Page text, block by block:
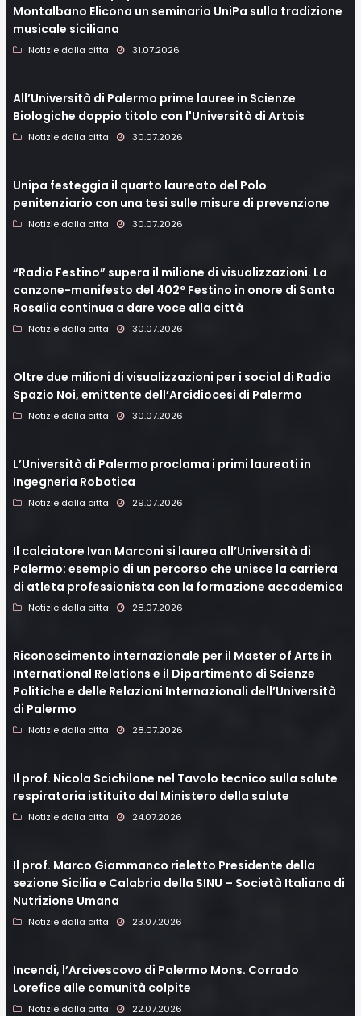
Montalbano Elicona un seminario UniPa sulla tradizione
musicale siciliana
Notizie dalla citta 31.07.2026
All’Università di Palermo prime lauree in Scienze
Biologiche doppio titolo con l'Università di Artois
Notizie dalla citta 30.07.2026
Unipa festeggia il quarto laureato del Polo
penitenziario con una tesi sulle misure di prevenzione
Notizie dalla citta 30.07.2026
“Radio Festino” supera il milione di visualizzazioni. La
canzone-manifesto del 402º Festino in onore di Santa
Rosalia continua a dare voce alla città
Notizie dalla citta 30.07.2026
Oltre due milioni di visualizzazioni per i social di Radio
Spazio Noi, emittente dell’Arcidiocesi di Palermo
Notizie dalla citta 30.07.2026
L’Università di Palermo proclama i primi laureati in
Ingegneria Robotica
Notizie dalla citta 29.07.2026
Il calciatore Ivan Marconi si laurea all’Università di
Palermo: esempio di un percorso che unisce la carriera
di atleta professionista con la formazione accademica
Notizie dalla citta 28.07.2026
Riconoscimento internazionale per il Master of Arts in
International Relations e il Dipartimento di Scienze
Politiche e delle Relazioni Internazionali dell’Università
di Palermo
Notizie dalla citta 28.07.2026
Il prof. Nicola Scichilone nel Tavolo tecnico sulla salute
respiratoria istituito dal Ministero della salute
Notizie dalla citta 24.07.2026
Il prof. Marco Giammanco rieletto Presidente della
sezione Sicilia e Calabria della SINU – Società Italiana di
Nutrizione Umana
Notizie dalla citta 23.07.2026
Incendi, l’Arcivescovo di Palermo Mons. Corrado
Lorefice alle comunità colpite
Notizie dalla citta 22.07.2026